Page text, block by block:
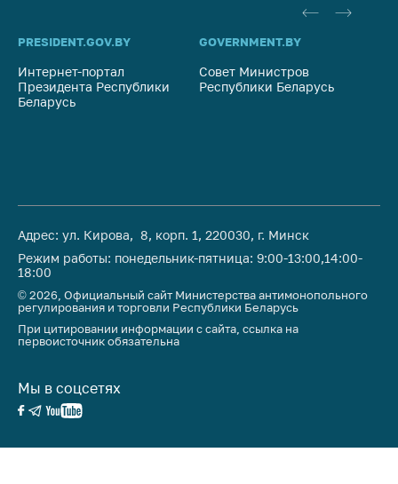
законодательства
Предостережения и
предупреждения
товаров
Упрощение условий
ведения бизнеса
Рекомендации по
предотвращению
распространения
COVID-19 для
общественного
питания, бытового
обслуживания
Обучение по
PRESIDENT.GOV.BY
Интернет-портал
Президента Республики
Беларусь
GOVERNMENT.BY
Совет Министров
Республики Беларусь
Адрес: ул. Кирова, 8, корп. 1, 220030, г. Минск
Режим работы: понедельник-пятница: 9:00-13:00,14:00-
18:00
© 2026, Официальный сайт Министерства антимонопольного
регулирования и торговли Республики Беларусь
При цитировании информации с сайта, ссылка на
первоисточник обязательна
Мы в соцсетях